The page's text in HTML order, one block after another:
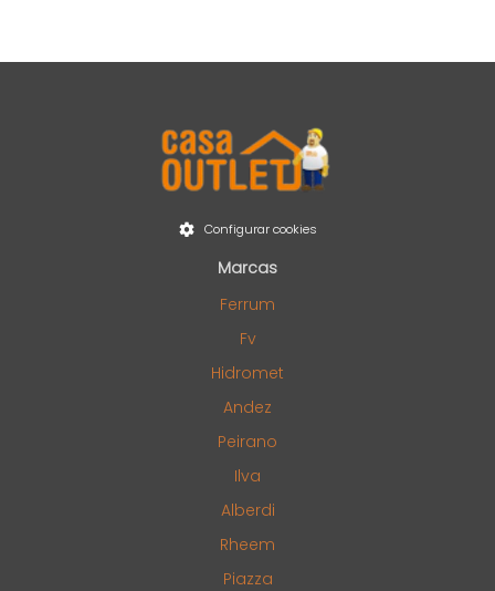
Configurar cookies
Marcas
Ferrum
Fv
Hidromet
Andez
Peirano
Ilva
Alberdi
Rheem
Piazza